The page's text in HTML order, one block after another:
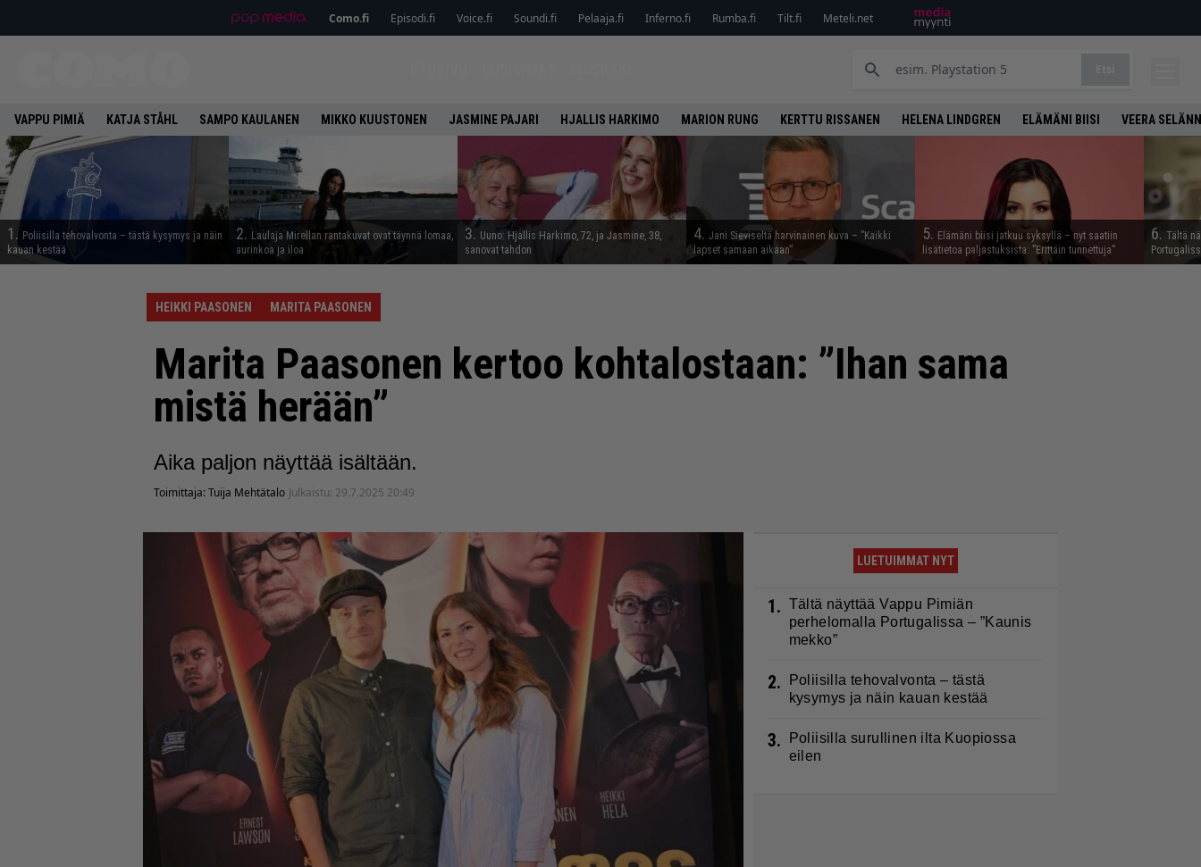
Como.fi Episodi.fi Voice.fi Soundi.fi Pelaaja.fi Inferno.fi Rumba.fi Tilt.fi Meteli.net
VAPPU PIMIÄ KATJA STÅHL SAMPO KAULANEN MIKKO KUUSTONEN JASMINE PAJARI HJALLIS HARKIMO MARION RUNG KERTTU RISSANEN HELENA LINDGREN ELÄMÄNI BIISI VEERA
1. Poliisilla tehovalvonta – tästä kysymys ja näin
kauan kestää
2. Laulaja Mirellan rantakuvat ovat täynnä lomaa,
aurinkoa ja iloa
3. Uuno: Hjallis Harkimo, 72, ja Jasmine, 38,
sanovat tahdon
4. Jani Sieviseltä harvinainen kuva – ”Kaikki
lapset samaan aikaan”
5. Elämäni biisi jatkuu syksyllä – nyt saatiin
lisätietoa paljastuksista: ”Erittäin tunnettuja”
6. Tältä
HEIKKI PAASONEN MARITA PAASONEN
Marita Paasonen kertoo kohtalostaan: ”Ihan sama
mistä herään”
Aika paljon näyttää isältään.
Toimittaja:Tuija Mehtätalo Julkaistu: 29.7.2025 20:49
LUETUIMMAT NYT
1. Tältä näyttää Vappu Pimiän
perhelomalla Portugalissa – ”Kaunis
mekko”
2.
Poliisilla tehovalvonta – tästä
kysymys ja näin kauan kestää
3.
Poliisilla surullinen ilta Kuopiossa
eilen